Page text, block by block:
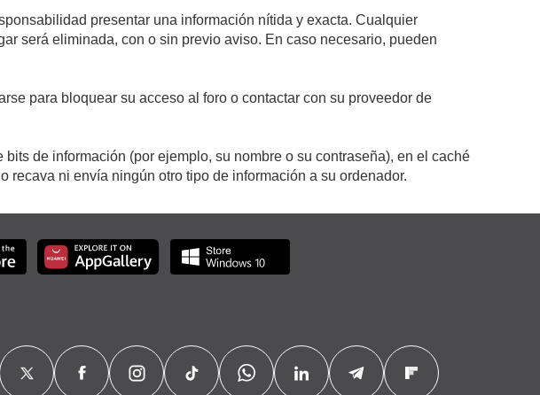
presentar una información nítida y exacta. Cualquier
será eliminada, con o sin previo aviso. En caso necesario, pueden
para bloquear su acceso al foro o contactar con su proveedor de
de información (por ejemplo, su nombre o su contraseña), en el caché
recava ni envía ningún otro tipo de información a su ordenador.